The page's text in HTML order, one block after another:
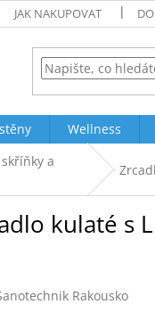
JAK NAKUPOVAT
Wellness
a
kulaté s
Rakousko